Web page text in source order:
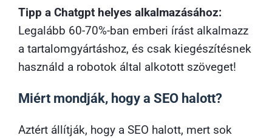
Tipp a Chatgpt helyes alkalmazásához:
Legalább 60-70%-ban emberi írást alkalmazz
a tartalomgyártáshoz, és csak kiegészítésnek
használd a robotok által alkotott szöveget!
Miért mondják, hogy a SEO halott?
Aztért állítják, hogy a SEO halott, mert sok